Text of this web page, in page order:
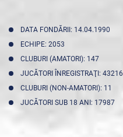
DATA FONDĂRII: 14.04.1990
ECHIPE: 2053
CLUBURI (AMATORI): 147
JUCĂTORI ÎNREGISTRAŢI: 43216
CLUBURI (NON-AMATORI): 11
JUCĂTORI SUB 18 ANI: 17987